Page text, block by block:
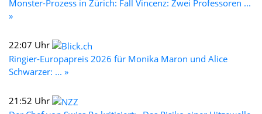
Monster-Prozess in Zürich: Fall Vincenz: Zwei Professoren ...
»
22:07 Uhr
Ringier-Europapreis 2026 für Monika Maron und Alice
Schwarzer: ... »
21:52 Uhr